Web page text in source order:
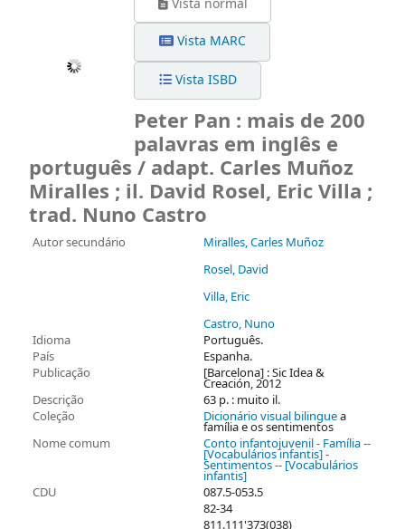
Vista normal
Vista MARC
Vista ISBD
Peter Pan : mais de 200
palavras em inglês e
português / adapt. Carles Muñoz
Miralles ; il. David Rosel, Eric Villa ;
trad. Nuno Castro
Autor secundário
Miralles, Carles Muñoz
Rosel, David
Villa, Eric
Castro, Nuno
Idioma
Português.
País
Espanha.
Publicação
[Barcelona] : Sic Idea &
Creación, 2012
Descrição
63 p. : muito il.
Coleção
Dicionário visual bilinguea
família e os sentimentos
Nome comum
Conto infantojuvenil - Família --
[Vocabulários infantis] -
Sentimentos -- [Vocabulários
infantis]
CDU
087.5-053.5
82-34
811.111'373(038)